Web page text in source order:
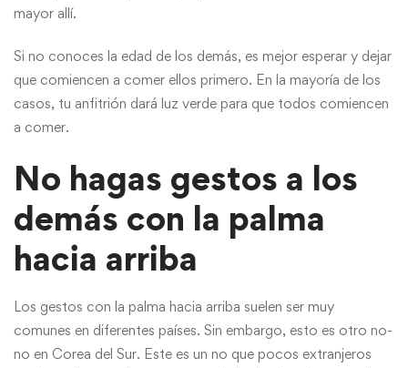
mayor allí.
Si no conoces la edad de los demás, es mejor esperar y dejar
que comiencen a comer ellos primero. En la mayoría de los
casos, tu anfitrión dará luz verde para que todos comiencen
a comer.
No hagas gestos a los
demás con la palma
hacia arriba
Los gestos con la palma hacia arriba suelen ser muy
comunes en diferentes países. Sin embargo, esto es otro no-
no en Corea del Sur. Este es un no que pocos extranjeros